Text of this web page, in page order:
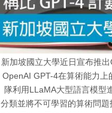
新加坡國立大學近日宣布推
OpenAI GPT-4在算術能力上
隊利用LLaMA大型語言模型
分類並將不可學習的算術問